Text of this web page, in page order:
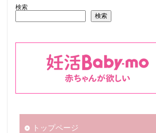
検索
検索
トップページ